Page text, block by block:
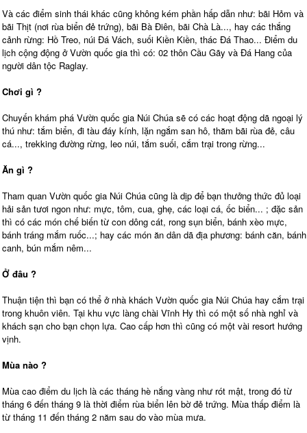
Và các điểm sinh thái khác cũng không kém phần hấp dẫn như: bãi Hỏm và
bãi Thịt (nơi rùa biển đẻ trứng), bãi Bà Điên, bãi Chà Là..., hay các thắng
cảnh rừng: Hồ Treo, núi Đá Vách, suối Kiền Kiền, thác Đá Thao... Điểm du
lịch cộng động ở Vườn quốc gia thì có: 02 thôn Cầu Gãy và Đá Hang của
người dân tộc Raglay.
Chơi gì ?
Chuyến khám phá Vườn quốc gia Núi Chúa sẽ có các hoạt động dã ngoại lý
thú như: tắm biển, đi tàu đáy kính, lặn ngắm san hô, thăm bãi rùa đẻ, câu
cá..., trekking đường rừng, leo núi, tắm suối, cắm trại trong rừng...
Ăn gì ?
Tham quan Vườn quốc gia Núi Chúa cũng là dịp để bạn thưởng thức đủ loại
hải sản tươi ngon như: mực, tôm, cua, ghẹ, các loại cá, ốc biển... ; đặc sản
thì có các món chế biến từ con dông cát, rong sụn biển, bánh xèo mực,
bánh tráng mắm ruốc...; hay các món ăn dân dã địa phương: bánh căn, bánh
canh, bún mắm nêm...
Ở đâu ?
Thuận tiện thì bạn có thể ở nhà khách Vườn quốc gia Núi Chúa hay cắm trại
trong khuôn viên. Tại khu vực làng chài Vĩnh Hy thì có một số nhà nghỉ và
khách sạn cho bạn chọn lựa. Cao cấp hơn thì cũng có một vài resort hướng
vịnh.
Mùa nào ?
Mùa cao điểm du lịch là các tháng hè nắng vàng như rót mật, trong đó từ
tháng 6 đến tháng 9 là thời điểm rùa biển lên bờ đẻ trứng. Mùa thấp điểm là
từ tháng 11 đến tháng 2 năm sau do vào mùa mưa.